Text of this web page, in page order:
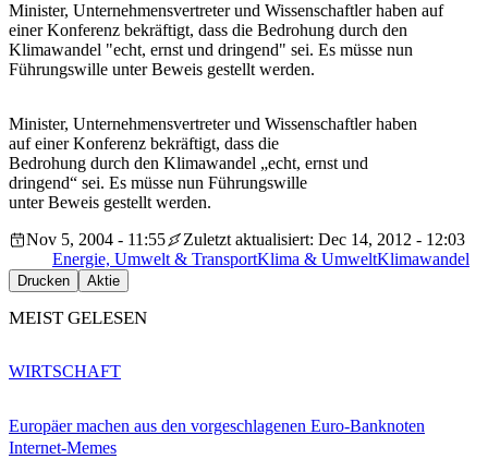
Minister, Unternehmensvertreter und Wissenschaftler haben auf
einer Konferenz bekräftigt, dass die Bedrohung durch den
Klimawandel "echt, ernst und dringend" sei. Es müsse nun
Führungswille unter Beweis gestellt werden.
Minister, Unternehmensvertreter und Wissenschaftler haben
auf einer Konferenz bekräftigt, dass die
Bedrohung durch den Klimawandel „echt, ernst und
dringend“ sei. Es müsse nun Führungswille
unter Beweis gestellt werden.
Nov 5, 2004 - 11:55
Zuletzt aktualisiert: Dec 14, 2012 - 12:03
Energie, Umwelt & TransportKlima & UmweltKlimawandel
Drucken Aktie
MEIST GELESEN
Europäer machen aus den vorgeschlagenen Euro-Banknoten
Internet-Memes
WIRTSCHAFT